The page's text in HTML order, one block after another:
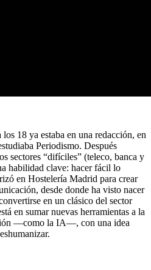
18 ya estaba en una redacción, en
Periodismo. Después
sectores “difíciles” (teleco, banca y
habilidad clave: hacer fácil lo
en Hostelería Madrid para crear
desde donde ha visto nacer
en un clásico del sector
en sumar nuevas herramientas a la
—como la IA—, con una idea